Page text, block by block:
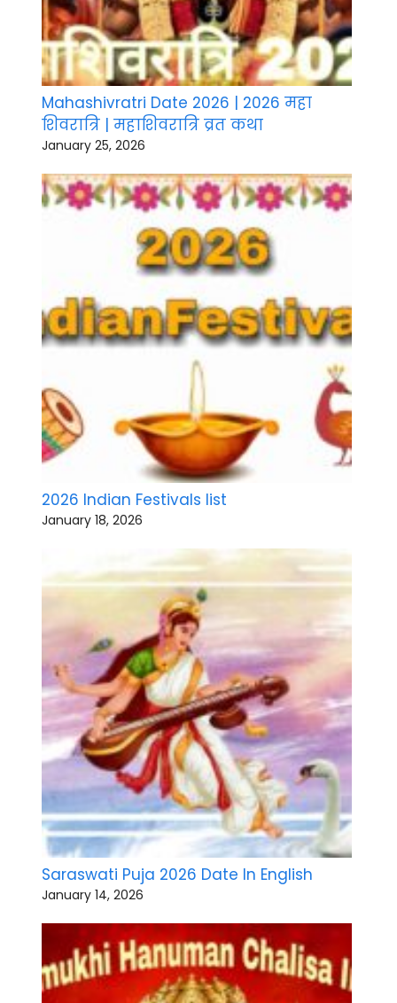
Mahashivratri Date 2026 | 2026 महा
शिवरात्रि | महाशिवरात्रि व्रत कथा
January 25, 2026
2026 Indian Festivals list
January 18, 2026
Saraswati Puja 2026 Date In English
January 14, 2026